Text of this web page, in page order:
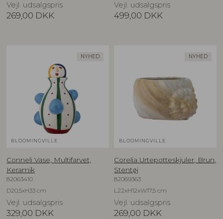
Vejl. udsalgspris
269,00 DKK
Vejl. udsalgspris
499,00 DKK
NYHED
BLOOMINGVILLE
Conneli Vase, Multifarvet,
Keramik
82063410
D20,5xH33 cm
Vejl. udsalgspris
329,00 DKK
NYHED
BLOOMINGVILLE
Corelia Urtepotteskjuler, Brun,
Stentøj
82069363
L22xH12xW17,5 cm
Vejl. udsalgspris
269,00 DKK